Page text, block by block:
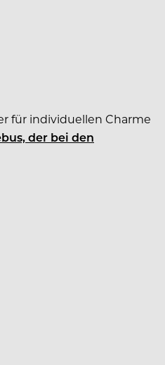
für individuellen Charme
der bei den